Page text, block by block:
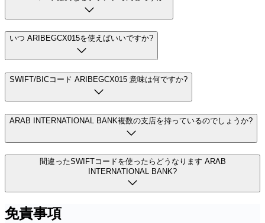
いつ ARIBEGCX015を使えばいいですか?
SWIFT/BICコード ARIBEGCX015 意味は何ですか?
ARAB INTERNATIONAL BANK複数の支店を持っているのでしょうか?
間違ったSWIFTコードを使ったらどうなります ARAB
INTERNATIONAL BANK?
免責事項